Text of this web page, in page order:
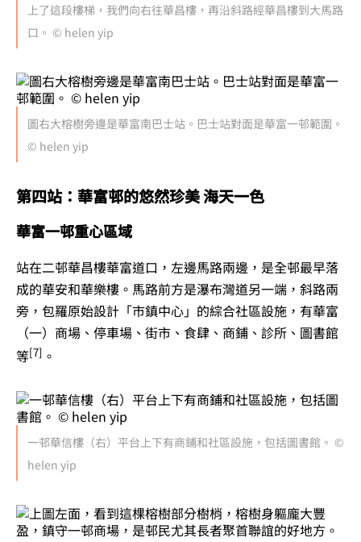
上了這段樓梯，我們向右往華昌樓，再沿斜路經華昌樓到大馬路
口。 © helen yip
圖右大榕樹旁邊是華富南巴士站。巴士站對面是華富一邨範圍。
© helen yip
第四站：華富邨的悠然珍美 海天一色
華富一邨重心區域
站在二邨華昌樓華富道口，左邊馬路兩邊，是全邨最早落
成的華安和華樂樓。馬路前方是瀑布灣道另一端，斜路兩
旁，包羅原始設計「市鎮中心」的綜合社區設施，有華富
（一）商場、停車場、街市、食肆、商鋪、診所、圖書館
等[7] 。
一邨華信樓（右）平台上下有商鋪和社區設施，包括圖書館。 ©
helen yip